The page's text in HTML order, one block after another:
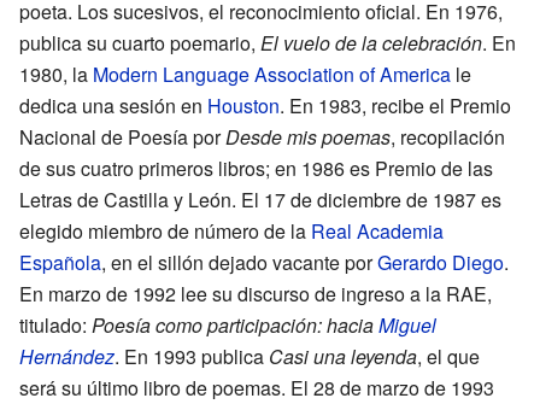
poeta. Los sucesivos, el reconocimiento oficial. En 1976,
publica su cuarto poemario, El vuelo de la celebración. En
1980, la Modern Language Association of America le
dedica una sesión en Houston. En 1983, recibe el Premio
Nacional de Poesía porDesde mis poemas, recopilación
de sus cuatro primeros libros; en 1986 es Premio de las
Letras de Castilla y León. El 17 de diciembre de 1987 es
elegido miembro de número de la Real Academia
Española, en el sillón dejado vacante porGerardo Diego.
En marzo de 1992 lee su discurso de ingreso a la RAE,
titulado: Poesía como participación: haciaMiguel
Hernández. En 1993 publica Casi una leyenda, el que
será su último libro de poemas. El 28 de marzo de 1993